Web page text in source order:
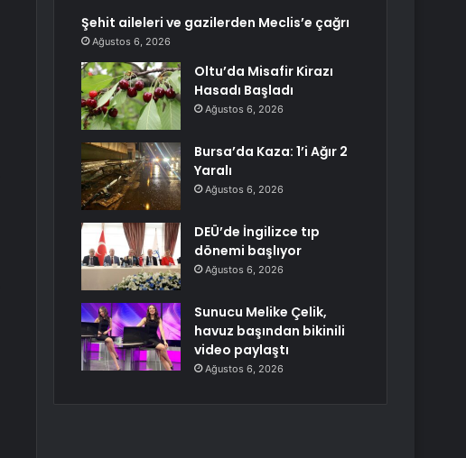
Şehit aileleri ve gazilerden Meclis’e çağrı
Ağustos 6, 2026
Oltu’da Misafir Kirazı
Hasadı Başladı
Ağustos 6, 2026
Bursa’da Kaza: 1’i Ağır 2
Yaralı
Ağustos 6, 2026
DEÜ’de İngilizce tıp
dönemi başlıyor
Ağustos 6, 2026
Sunucu Melike Çelik,
havuz başından bikinili
video paylaştı
Ağustos 6, 2026